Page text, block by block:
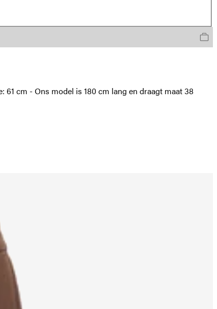
cm - Ons model is 180 cm lang en draagt maat 38